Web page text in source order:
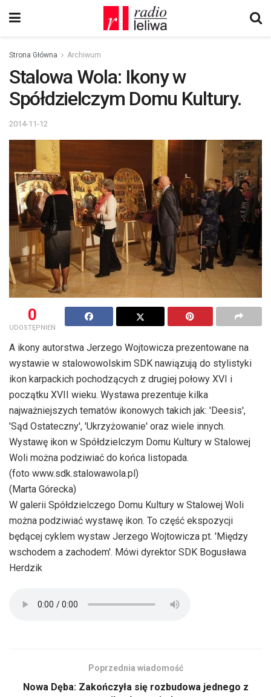
Strona Główna Archiwum
Stalowa Wola: Ikony w
Spółdzielczym Domu Kultury.
2014-11-12
0
UDOSTĘPNIEŃ
A ikony autorstwa Jerzego Wojtowicza prezentowane na
wystawie w stalowowolskim SDK nawiązują do stylistyki
ikon karpackich pochodzących z drugiej połowy XVI i
początku XVII wieku. Wystawa prezentuje kilka
najważniejszych tematów ikonowych takich jak: 'Deesis',
'Sąd Ostateczny', 'Ukrzyżowanie' oraz wiele innych.
Wystawę ikon w Spółdzielczym Domu Kultury w Stalowej
Woli można podziwiać do końca listopada.
(foto www.sdk.stalowawola.pl)
(Marta Górecka)
W galerii Spółdzielczego Domu Kultury w Stalowej Woli
można podziwiać wystawę ikon. To część ekspozycji
będącej cyklem wystaw Jerzego Wojtowicza pt. 'Między
wschodem a zachodem'. Mówi dyrektor SDK Bogusława
Herdzik
Poprzednia wiadomość
Nowa Dęba: Zakończyła się rozbudowa jednego z